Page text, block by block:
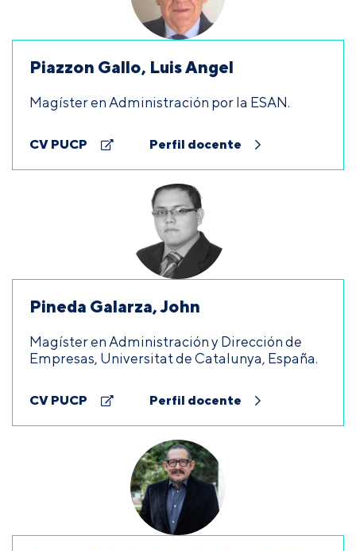
Piazzon Gallo, Luis Angel
Magíster en Administración por la ESAN.
CV PUCP Perfil docente
Pineda Galarza, John
Magíster en Administración y Dirección de
Empresas, Universitat de Catalunya, España.
CV PUCP Perfil docente